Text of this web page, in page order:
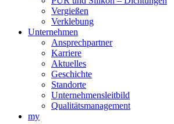
Vergießen
Verklebung
Unternehmen
Ansprechpartner
Karriere
Aktuelles
Geschichte
Standorte
Unternehmensleitbild
Qualitätsmanagement
my